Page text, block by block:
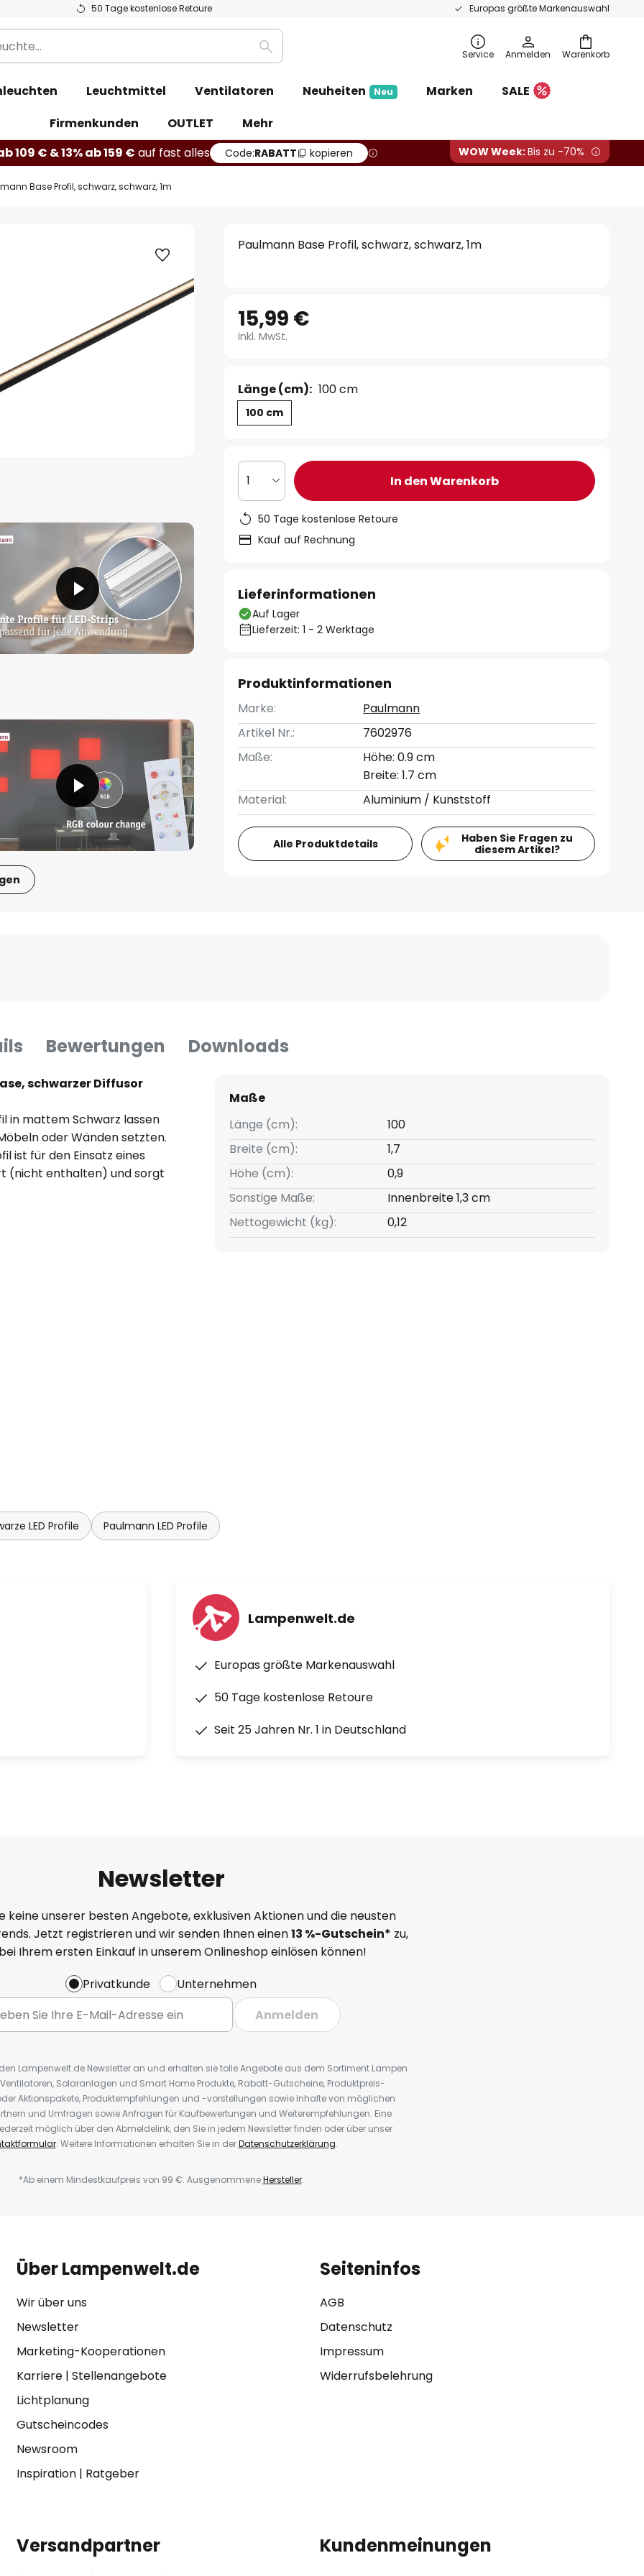
50 Tage kostenlose Retoure Europas größte Markenauswahl
Warenkorb
Suche Service Anmelden
Leuchtmittel Ventilatoren Neuheiten Neu Marken
SALE
Firmenkunden
OUTLET
Mehr
109 € & 13% ab 159 € auf fast alles Code:RABATT kopieren WOW Week:Bis zu -70%
Base Profil, schwarz, schwarz, 1m
Paulmann Base Profil, schwarz, schwarz, 1m
15,99 €
inkl. MwSt.
Länge (cm): 100 cm
100 cm
1 In den Warenkorb
50 Tage kostenlose Retoure
Kauf auf Rechnung
Lieferinformationen
Auf Lager
Lieferzeit: 1 - 2 Werktage
Produktinformationen
Marke:
Paulmann
Artikel Nr.:
7602976
Maße:
Höhe: 0.9 cm
Breite: 1.7 cm
Material:
Aluminium / Kunststoff
Alle Produktdetails
Haben Sie Fragen zu
diesem Artikel?
Bewertungen Downloads
schwarzer Diffusor
in mattem Schwarz lassen
oder Wänden setzten.
ist für den Einsatz eines
(nicht enthalten) und sorgt
für einen besonderen
Strip
Maße
Länge (cm):
100
Breite (cm):
1,7
Höhe (cm):
0,9
Sonstige Maße:
Innenbreite 1,3 cm
Nettogewicht (kg):
0,12
LED Profile Paulmann LED Profile
Lampenwelt.de
Europas größte Markenauswahl
50 Tage kostenlose Retoure
Seit 25 Jahren Nr. 1 in Deutschland
Newsletter
keine unserer besten Angebote, exklusiven Aktionen und die neusten
Jetzt registrieren und wir senden Ihnen einen13 %-Gutschein* zu,
Ihrem ersten Einkauf in unserem Onlineshop einlösen können!
Privatkunde
Unternehmen
Anmelden
Lampenwelt.de Newsletter an und erhalten sie tolle Angebote aus dem Sortiment Lampen
Solaranlagen und Smart Home Produkte, Rabatt-Gutscheine, Produktpreis-
Aktionspakete, Produktempfehlungen und -vorstellungen sowie Inhalte von möglichen
und Umfragen sowie Anfragen für Kaufbewertungen und Weiterempfehlungen. Eine
möglich über den Abmeldelink, den Sie in jedem Newsletter finden oder über unser
. Weitere Informationen erhalten Sie in derDatenschutzerklärung.
*Ab einem Mindestkaufpreis von 99 €. AusgenommeneHersteller.
Über Lampenwelt.de
Wir über uns
Newsletter
Marketing-Kooperationen
Karriere| Stellenangebote
Lichtplanung
Gutscheincodes
Newsroom
Inspiration| Ratgeber
Seiteninfos
AGB
Datenschutz
Impressum
Widerrufsbelehrung
Versandpartner Kundenmeinungen